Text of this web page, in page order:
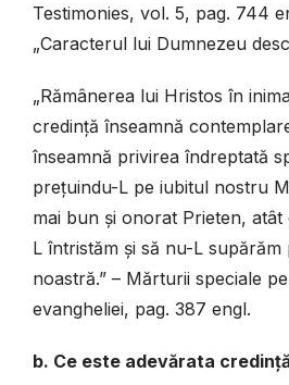
Testimonies, vol. 5, pag. 744
„Caracterul lui Dumnezeu
„Rămânerea lui Hristos în
credință înseamnă
înseamnă privirea îndreptată
prețuindu-L pe iubitul nostru
mai bun și onorat Prieten,
L întristăm și să nu-L
noastră.” – Mărturii speciale
evangheliei, pag. 387 engl.
b. Ce este adevărata